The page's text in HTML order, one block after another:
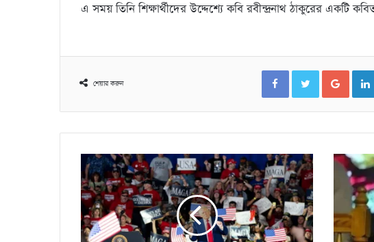
এ সময় তিনি শিক্ষার্থীদের উদ্দেশ্যে কবি রবীন্দ্রনাথ ঠাকুরের একটি
শেয়ার করুন
FacebookTwitter